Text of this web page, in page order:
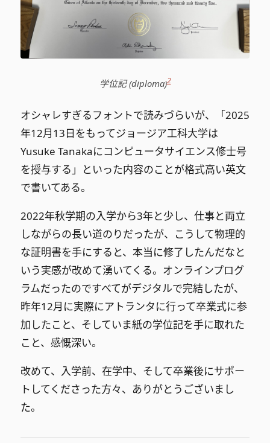
学位記 (diploma)2
オシャレすぎるフォントで読みづらいが、「2025
年12月13日をもってジョージア工科大学は
Yusuke Tanakaにコンピュータサイエンス修士号
を授与する」といった内容のことが格式高い英文
で書いてある。
2022年秋学期の入学から3年と少し、仕事と両立
しながらの長い道のりだったが、こうして物理的
な証明書を手にすると、本当に修了したんだなと
いう実感が改めて湧いてくる。オンラインプログ
ラムだったのですべてがデジタルで完結したが、
昨年12月に実際にアトランタに行って卒業式に参
加したこと、そしていま紙の学位記を手に取れた
こと、感慨深い。
改めて、入学前、在学中、そして卒業後にサポー
トしてくださった方々、ありがとうございまし
た。